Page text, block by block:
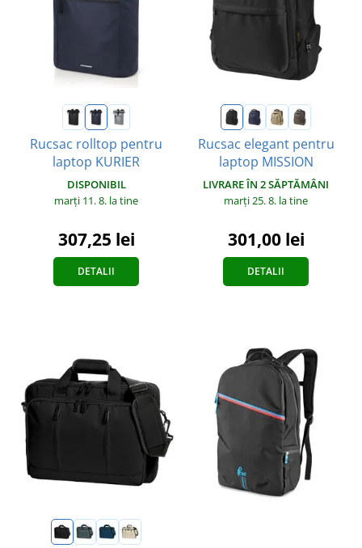
Rucsac rolltop pentru
laptop KURIER
DISPONIBIL
marți 11. 8. la tine
307,25 lei
DETALII
Rucsac elegant pentru
laptop MISSION
LIVRARE ÎN 2 SĂPTĂMÂNI
marți 25. 8. la tine
301,00 lei
DETALII